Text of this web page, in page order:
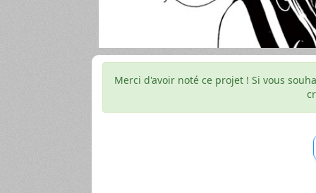
Merci d'avoir noté ce projet ! Si vous